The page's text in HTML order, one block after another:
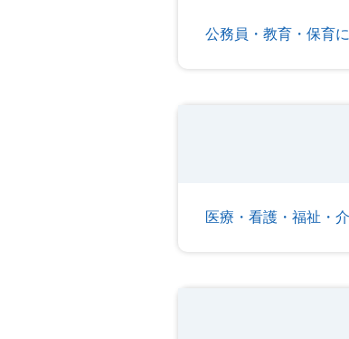
公務員・教育・保育
医療・看護・福祉・